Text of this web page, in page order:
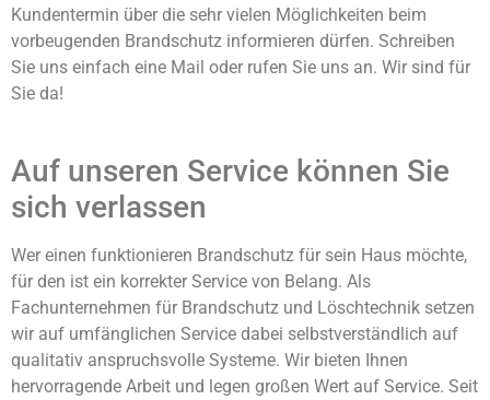
Kundentermin über die sehr vielen Möglichkeiten beim
vorbeugenden Brandschutz informieren dürfen. Schreiben
Sie uns einfach eine Mail oder rufen Sie uns an. Wir sind für
Sie da!
Auf unseren Service können Sie
sich verlassen
Wer einen funktionieren Brandschutz für sein Haus möchte,
für den ist ein korrekter Service von Belang. Als
Fachunternehmen für Brandschutz und Löschtechnik setzen
wir auf umfänglichen Service dabei selbstverständlich auf
qualitativ anspruchsvolle Systeme. Wir bieten Ihnen
hervorragende Arbeit und legen großen Wert auf Service. Seit